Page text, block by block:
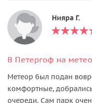
Нияра Г.
В Петергоф на
Метеор был подан
комфортные,
очереди. Сам парк